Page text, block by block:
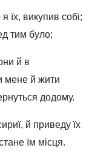
їх, викупив собі;
тим було;
й в
мене й жити
додому.
й приведу їх
їм місця.